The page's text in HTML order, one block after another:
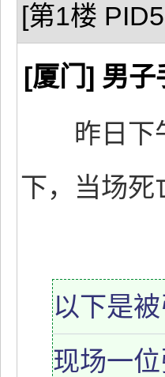
[第1楼
[厦门] 男子
昨日下午
下，当场死
以下是
现场一